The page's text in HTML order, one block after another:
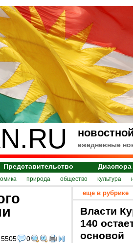
ежедневные
Представительство Диаспора
природа общество культура
5505 0
еще в рубрике
Власти
140
основой